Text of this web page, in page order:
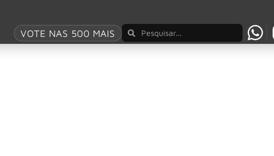
VOTE NAS 500 MAIS
Urbana
e um som poderoso: os bastidores da gravação do primeiro